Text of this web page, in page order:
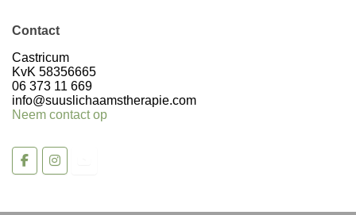
Contact
Castricum
KvK 58356665
06 373 11 669
info@suuslichaamstherapie.com
Neem contact op